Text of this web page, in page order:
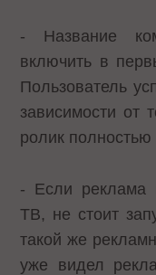
- Название
включить в
Пользователь
зависимости от
ролик полностью
- Если реклама
ТВ, не стоит
такой же
уже видел